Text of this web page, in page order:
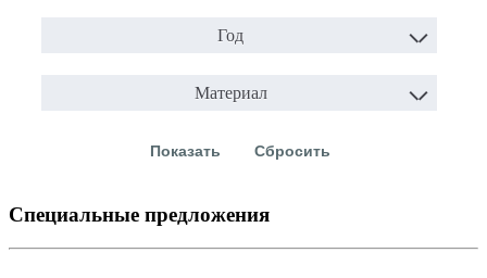
Год
Материал
Специальные предложения